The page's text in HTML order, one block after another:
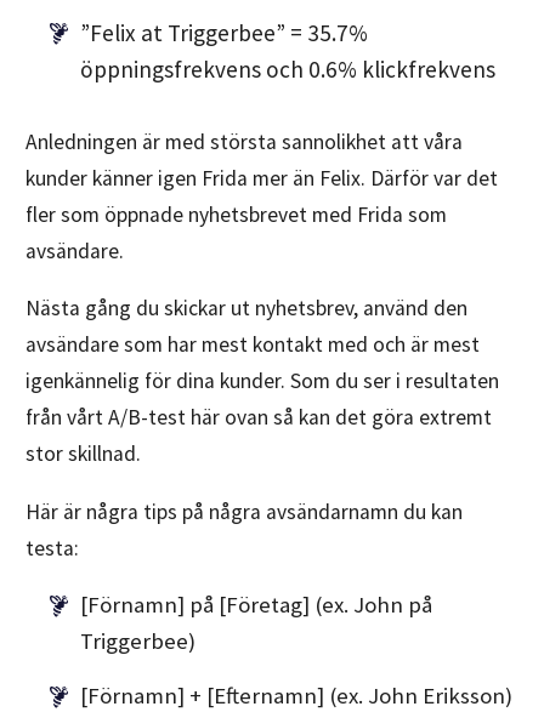
”Felix at Triggerbee” = 35.7%
öppningsfrekvens och 0.6% klickfrekvens
Anledningen är med största sannolikhet att våra
kunder känner igen Frida mer än Felix. Därför var det
fler som öppnade nyhetsbrevet med Frida som
avsändare.
Nästa gång du skickar ut nyhetsbrev, använd den
avsändare som har mest kontakt med och är mest
igenkännelig för dina kunder. Som du ser i resultaten
från vårt A/B-test här ovan så kan det göra extremt
stor skillnad.
Här är några tips på några avsändarnamn du kan
testa:
[Förnamn] på [Företag] (ex. John på
Triggerbee)
[Förnamn] + [Efternamn] (ex. John Eriksson)